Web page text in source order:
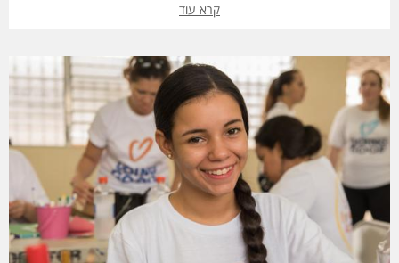
קרא עוד